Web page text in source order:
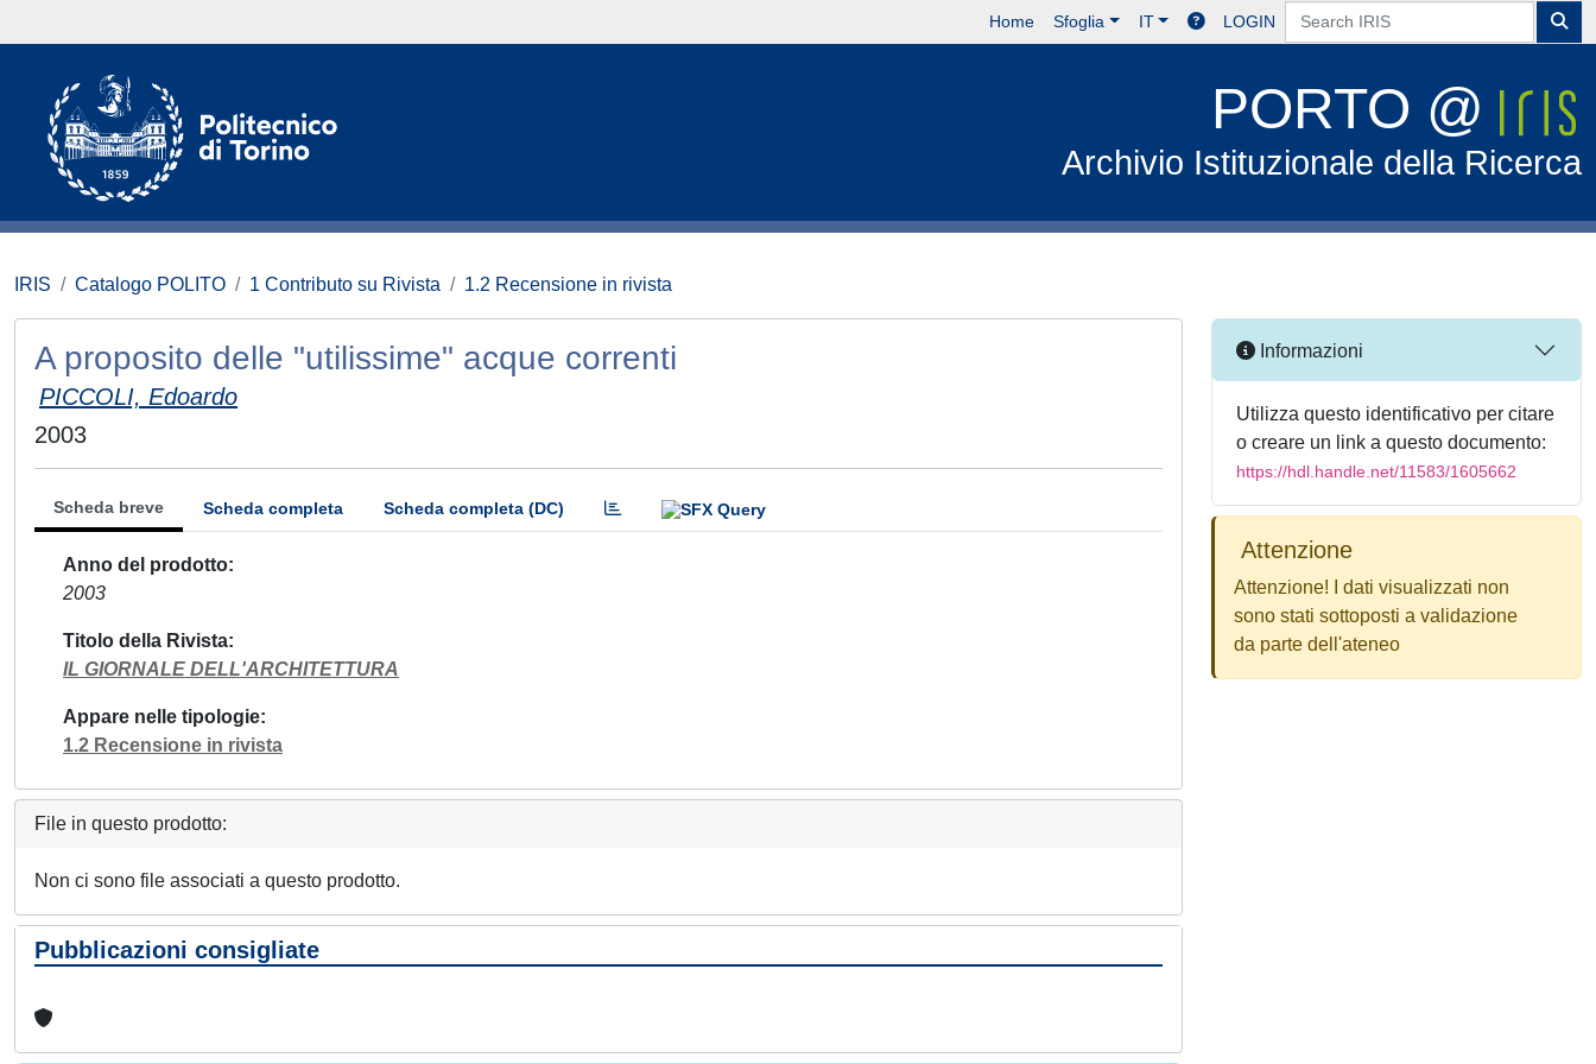
Home Sfoglia IT LOGIN
PORTO @
Archivio Istituzionale della Ricerca
IRIS Catalogo POLITO 1 Contributo su Rivista 1.2 Recensione in rivista
A proposito delle "utilissime" acque correnti
PICCOLI, Edoardo
2003
Scheda breve Scheda completa Scheda completa (DC)
Anno del prodotto
2003
Titolo della Rivista
IL GIORNALE DELL'ARCHITETTURA
Appare nelle tipologie
1.2 Recensione in rivista
File in questo prodotto:
Non ci sono file associati a questo prodotto.
Pubblicazioni consigliate
Informazioni
Utilizza questo identificativo per citare
o creare un link a questo documento:
https://hdl.handle.net/11583/1605662
Attenzione
Attenzione! I dati visualizzati non
sono stati sottoposti a validazione
da parte dell'ateneo